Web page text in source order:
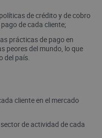
de crédito y de cobro
de cada cliente;
prácticas de pago en
peores del mundo, lo que
del país.
cliente en el mercado
de actividad de cada